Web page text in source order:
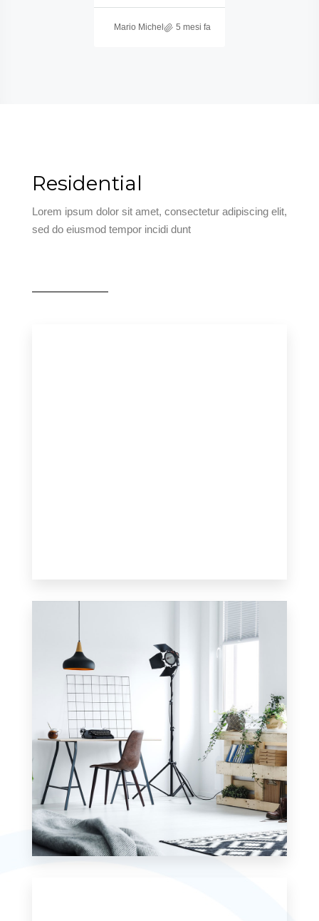
Mario Michelutti 5 mesi fa
Residential
Lorem ipsum dolor sit amet, consectetur adipiscing elit,
sed do eiusmod tempor incidi dunt